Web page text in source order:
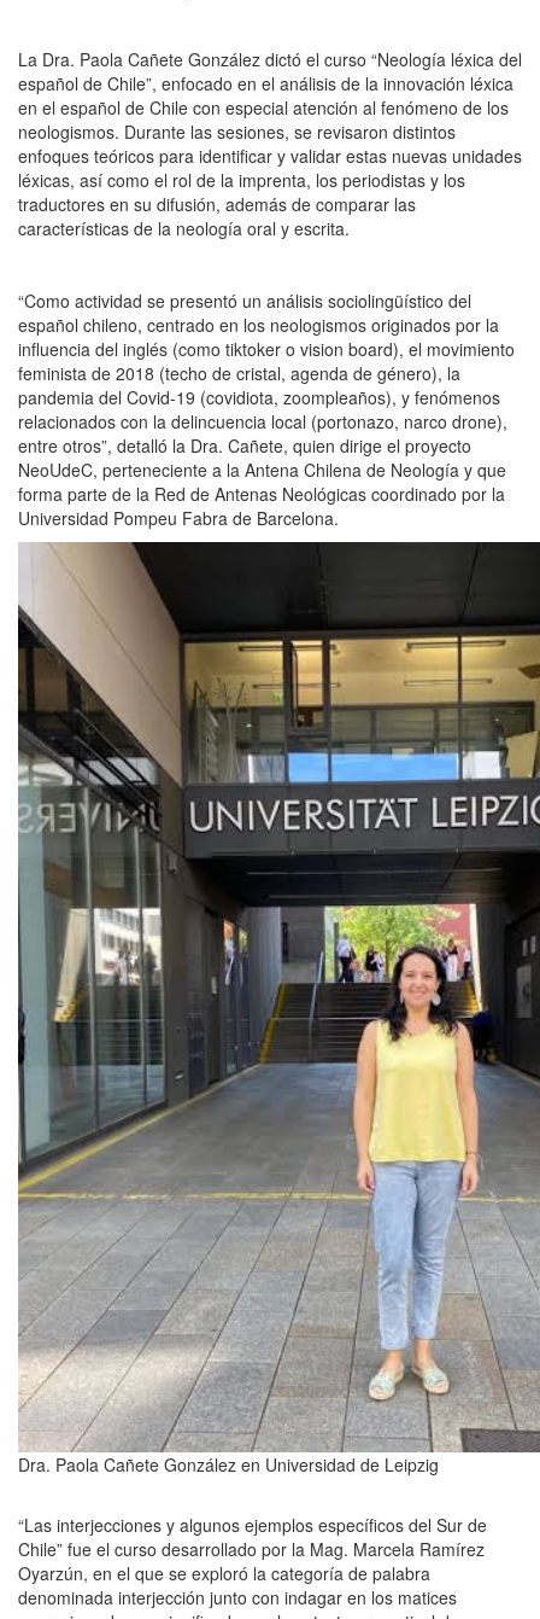
La Dra. Paola Cañete González dictó el curso “Neología léxica del
español de Chile”, enfocado en el análisis de la innovación léxica
en el español de Chile con especial atención al fenómeno de los
neologismos. Durante las sesiones, se revisaron distintos
enfoques teóricos para identificar y validar estas nuevas unidades
léxicas, así como el rol de la imprenta, los periodistas y los
traductores en su difusión, además de comparar las
características de la neología oral y escrita.
“Como actividad se presentó un análisis sociolingüístico del
español chileno, centrado en los neologismos originados por la
influencia del inglés (como tiktoker o vision board), el movimiento
feminista de 2018 (techo de cristal, agenda de género), la
pandemia del Covid-19 (covidiota, zoompleaños), y fenómenos
relacionados con la delincuencia local (portonazo, narco drone),
entre otros”, detalló la Dra. Cañete, quien dirige el proyecto
NeoUdeC, perteneciente a la Antena Chilena de Neología y que
forma parte de la Red de Antenas Neológicas coordinado por la
Universidad Pompeu Fabra de Barcelona.
Dra. Paola Cañete González en Universidad de Leipzig
“Las interjecciones y algunos ejemplos específicos del Sur de
Chile” fue el curso desarrollado por la Mag. Marcela Ramírez
Oyarzún, en el que se exploró la categoría de palabra
denominada interjección junto con indagar en los matices